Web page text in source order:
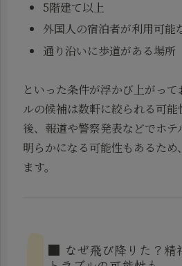
5階建て以上
外国人の宿泊者が利用可能
通り沿いに歩道がある場所
といった条件が浮かび上がっ
ルの候補は数軒に絞られる可能
後、報道や警察発表などでホ
明らかになる可能性もあるた
ます。
■ なぜ飛び降りた？精